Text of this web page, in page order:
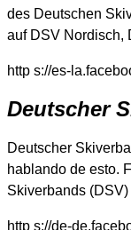
des Deutschen
auf DSV Nordisch,
http s://es-
Deutscher
Deutscher
hablando de esto.
Skiverbands
http s://de-